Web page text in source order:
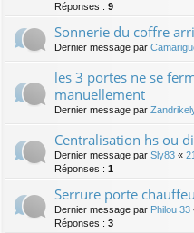
Réponses : 9
Sonnerie du coffre
Dernier message par
les 3 portes ne se
manuellement
Dernier message par
Centralisation hs ou
Dernier message par Sly83 «
Réponses : 1
Serrure porte
Dernier message par Philou 33
Réponses : 3